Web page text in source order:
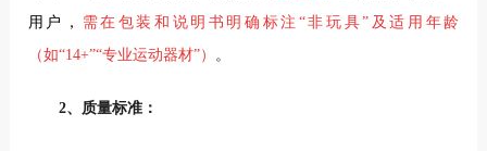
用户， 需在包装和说明书明确标注“非玩具”及适用年龄
（如“14+”“专业运动器材”） 。
2、质量标准：